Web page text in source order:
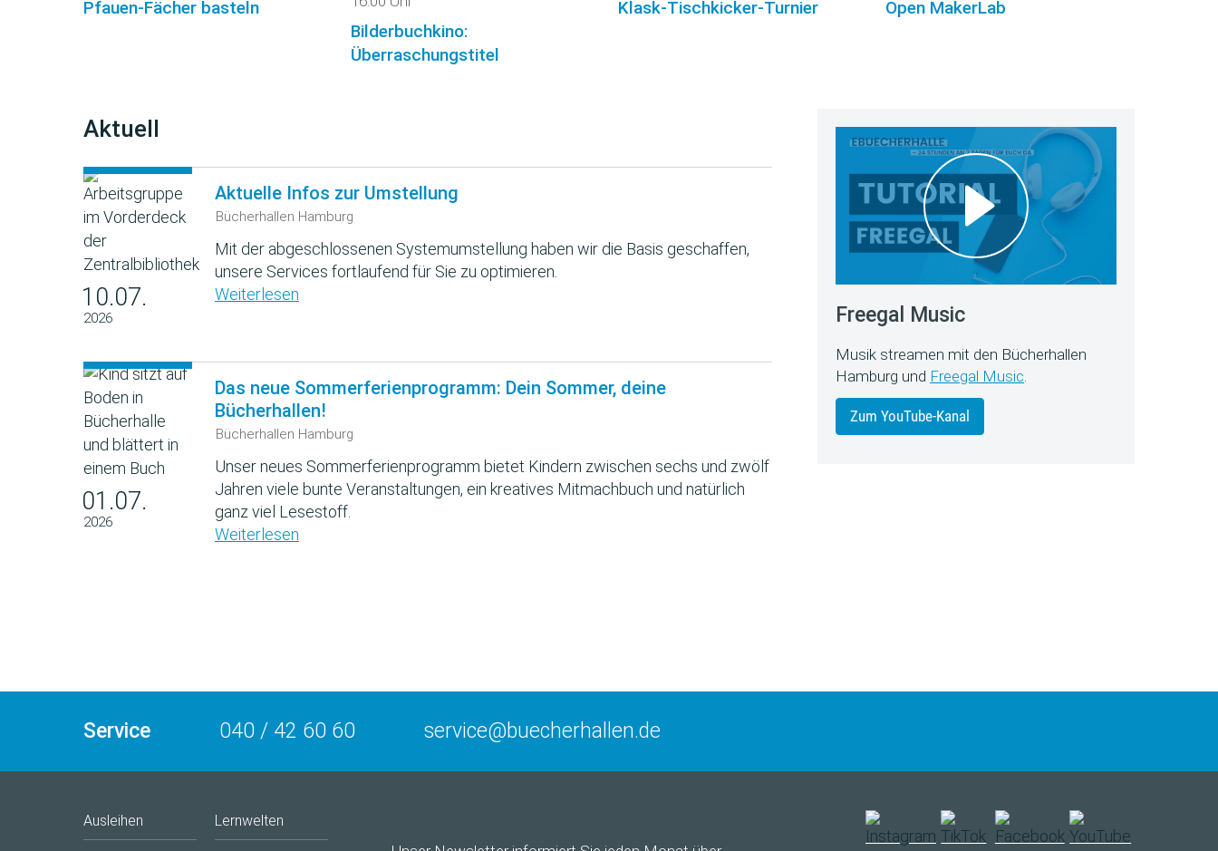
Pfauen-Fächer basteln
Bilderbuchkino:
Überraschungstitel
Klask-Tischkicker-Turnier Open MakerLab
Aktuell
10.07.
2026
Aktuelle Infos zur Umstellung
Bücherhallen Hamburg
Mit der abgeschlossenen Systemumstellung haben wir die Basis geschaffen,
unsere Services fortlaufend für Sie zu optimieren.
Weiterlesen
01.07.
2026
Das neue Sommerferienprogramm: Dein Sommer, deine
Bücherhallen!
Bücherhallen Hamburg
Unser neues Sommerferienprogramm bietet Kindern zwischen sechs und zwölf
Jahren viele bunte Veranstaltungen, ein kreatives Mitmachbuch und natürlich
ganz viel Lesestoff.
Weiterlesen
Freegal Music
Musik streamen mit den Bücherhallen
Hamburg und Freegal Music.
Zum YouTube-Kanal
Service 040 / 42 60 60 service@buecherhallen.de
Ausleihen Lernwelten